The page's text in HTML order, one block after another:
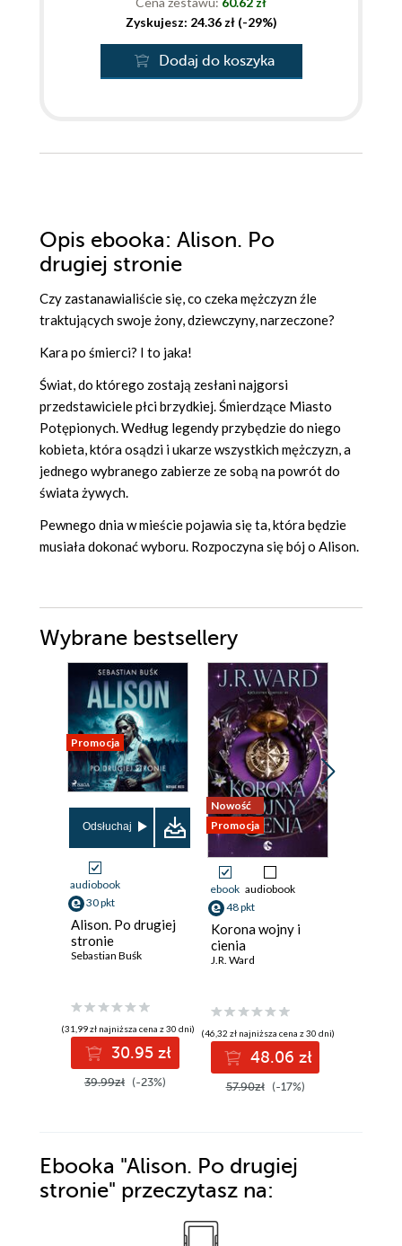
Zyskujesz: 24.36 zł (-29%)
Dodaj do koszyka
Opis ebooka: Alison. Po
drugiej stronie
Czy zastanawialiście się, co czeka mężczyzn źle
traktujących swoje żony, dziewczyny, narzeczone?
Kara po śmierci? I to jaka!
Świat, do którego zostają zesłani najgorsi
przedstawiciele płci brzydkiej. Śmierdzące Miasto
Potępionych. Według legendy przybędzie do niego
kobieta, która osądzi i ukarze wszystkich mężczyzn, a
jednego wybranego zabierze ze sobą na powrót do
świata żywych.
Pewnego dnia w mieście pojawia się ta, która będzie
musiała dokonać wyboru. Rozpoczyna się bój o Alison.
Wybrane bestsellery
Promocja
Odsłuchaj
audiobook
30 pkt
Alison. Po drugiej
stronie
Sebastian Buśk
(31,99 zł najniższa cena z 30 dni)
30.95 zł
39.99zł (-23%)
Nowość
Promocja
ebook audiobook
48 pkt
Korona wojny i
cienia
J.R. Ward
(46,32 zł najniższa cena z 30 dni)
48.06 zł
57.90zł (-17%)
Ebooka "Alison. Po drugiej
stronie" przeczytasz na: